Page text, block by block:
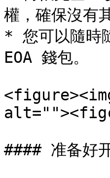
權，確保沒有
* 您可以隨時
EOA 錢包。
#### 准备好